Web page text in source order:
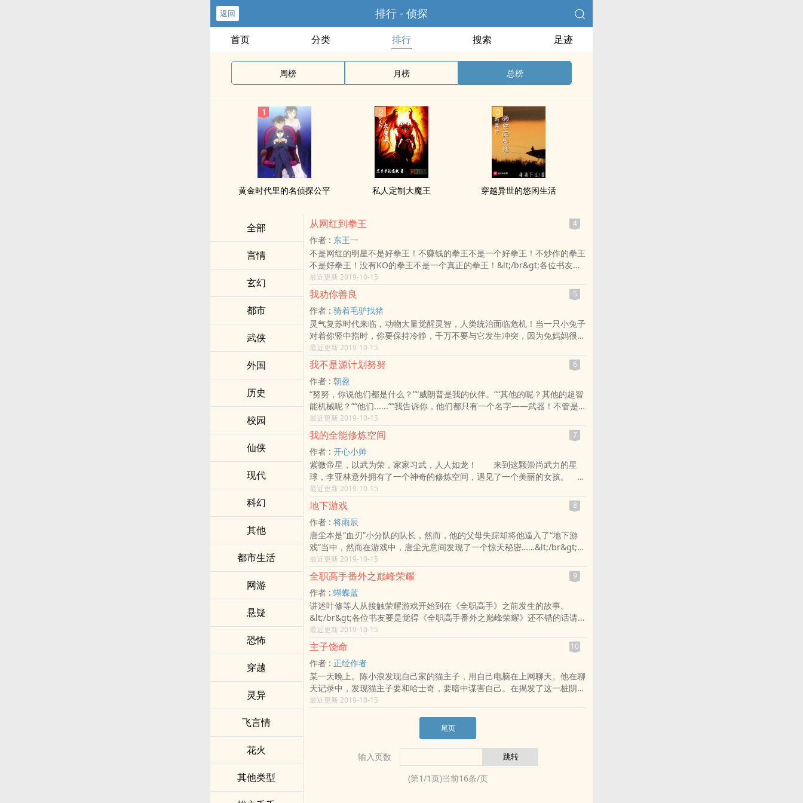
返回 排行 - 侦探
首页 分类 排行 搜索 足迹
周榜 月榜 总榜
黄金时代里的名侦探公平 私人定制大魔王 穿越异世的悠闲生活
全部
言情
玄幻
都市
武侠
外国
历史
校园
仙侠
现代
科幻
其他
都市生活
网游
悬疑
恐怖
穿越
灵异
飞言情
花火
其他类型
从网红到拳王 4
作者 : 东王一
不是网红的明星不是好拳王！不赚钱的拳王不是一个好拳王！不炒作的拳王
不是好拳王！没有KO的拳王不是一个真正的拳王！&lt;/br&gt;各位书友要
是觉得《从网红到拳王》还不错的话请不要忘记向您QQ群和微博里的朋友
推荐哦！从网红到拳王最新章节,从网红到拳王无弹窗,从网红到拳王全文阅
读.
最近更新 2019-10-15
我劝你善良 5
作者 : 骑着毛驴找猪
灵气复苏时代来临，动物大量觉醒灵智，人类统治面临危机！当一只小兔子
对着你竖中指时，你要保持冷静，千万不要与它发生冲突，因为兔妈妈很有
可能正在黑暗中凝视着你……而我们的主人公唐炎则情绪异常稳定，他面色
如常，默默打开了脑海中的系统……“叮，【我劝你善良】系统开启……”（已
有完本《超级红包系统》，放心入坑。）&lt;/p&gt;&lt;/br&gt;各位书友要
是觉得《我劝你善良》还不错的话请不要忘记向您QQ群和微博里的朋友推
荐哦！我劝你善良最新章节,我劝你善良无弹窗,我劝你善良全文阅读.
最近更新 2019-10-15
我不是源计划努努 6
作者 : 朝盈
“努努，你说他们都是什么？”“威朗普是我的伙伴。”“其他的呢？其他的超智
能机械呢？”“他们......”“我告诉你，他们都只有一个名字——武器！不管是源
计划，霸天计划，战地机甲还是银河魔神机甲，源代码。他们全部都是，武
器！你的威朗普，也&lt;/br&gt;各位书友要是觉得《我不是源计划努努》还
不错的话请不要忘记向您QQ群和微博里的朋友推荐哦！我不是源计划努努
最新章节,我不是源计划努努无弹窗,我不是源计划努努全文阅读.
最近更新 2019-10-15
我的全能修炼空间 7
作者 : 开心小帅
紫微帝星，以武为荣，家家习武，人人如龙！ 来到这颗崇尚武力的星
球，李亚林意外拥有了一个神奇的修炼空间，遇见了一个美丽的女孩。
她说这里叫全能修炼空间。 她说这里可以进行一切他能想到的修行训
练。 她说她是他的师姐。 她说她叫——不知火舞！&lt;/br&gt;各位
书友要是觉得《我的全能修炼空间》还不错的话请不要忘记向您QQ群和微
博里的朋友推荐哦！我的全能修炼空间最新章节,我的全能修炼空间无弹窗,
我的全能修炼空间全文阅读.
最近更新 2019-10-15
地下游戏 8
作者 : 将雨辰
唐尘本是“血刃”小分队的队长，然而，他的父母失踪却将他逼入了“地下游
戏”当中，然而在游戏中，唐尘无意间发现了一个惊天秘密……&lt;/br&gt;各
位书友要是觉得《地下游戏》还不错的话请不要忘记向您QQ群和微博里的
朋友推荐哦！地下游戏最新章节,地下游戏无弹窗,地下游戏全文阅读.
最近更新 2019-10-15
全职高手番外之巅峰荣耀 9
作者 : 蝴蝶蓝
讲述叶修等人从接触荣耀游戏开始到在《全职高手》之前发生的故事。
&lt;/br&gt;各位书友要是觉得《全职高手番外之巅峰荣耀》还不错的话请不
要忘记向您QQ群和微博里的朋友推荐哦！全职高手番外之巅峰荣耀最新章
节,全职高手番外之巅峰荣耀无弹窗,全职高手番外之巅峰荣耀全文阅读.
最近更新 2019-10-15
主子饶命 10
作者 : 正经作者
某一天晚上。陈小浪发现自己家的猫主子，用自己电脑在上网聊天。他在聊
天记录中，发现猫主子要和哈士奇，要暗中谋害自己。在揭发了这一桩阴谋
后。他渐渐发现了更多隐藏着的秘密。这个世界原来存在着修行者。科学家
们找不到的暗物质，原来就是消失的灵气。那些可以让身体强壮的丹药，竟
然是促使基因变异的化学制剂。遗留在地球上的修行者，除了动物。还有一
些从地下复活，想要将地球转化为修行的能源。人类世界一场浩劫
&lt;/br&gt;各位书友要是觉得《主子饶命》还不错的话请不要忘记向您QQ
群和微博里的朋友推荐哦！主子饶命最新章节,主子饶命无弹窗,主子饶命全
最近更新 2019-10-15
尾页
输入页数
(第1/1页)当前16条/页